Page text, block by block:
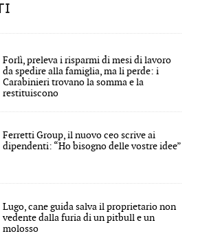
Forlì, preleva i risparmi di mesi di lavoro
da spedire alla famiglia, ma li perde: i
Carabinieri trovano la somma e la
restituiscono
Ferretti Group, il nuovo ceo scrive ai
dipendenti: “Ho bisogno delle vostre idee”
Lugo, cane guida salva il proprietario non
vedente dalla furia di un pitbull e un
molosso